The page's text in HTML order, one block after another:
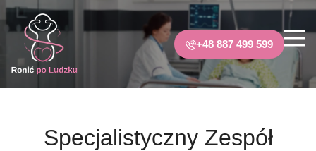
+48 887 499 599
Specjalistyczny Zespół